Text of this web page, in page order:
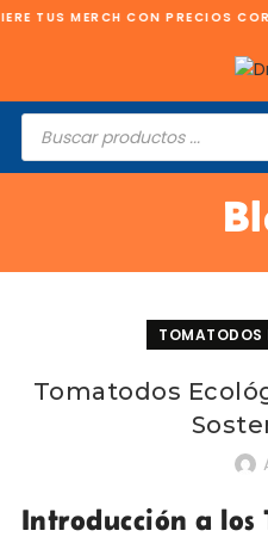
TUS MERCH CON PRECIOS
Búsqueda
de
productos
TOMATODOS
Tomatodos
Introducción a los